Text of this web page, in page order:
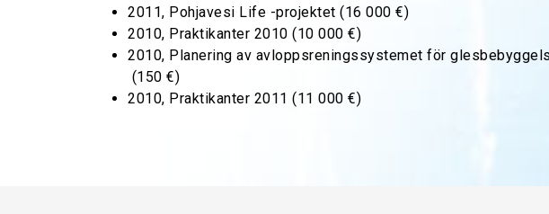
2011, Pohjavesi Life -projektet (16 000 €)
2010, Praktikanter 2010 (10 000 €)
2010, Planering av avloppsreningssystemet för
(150 €)
2010, Praktikanter 2011 (11 000 €)